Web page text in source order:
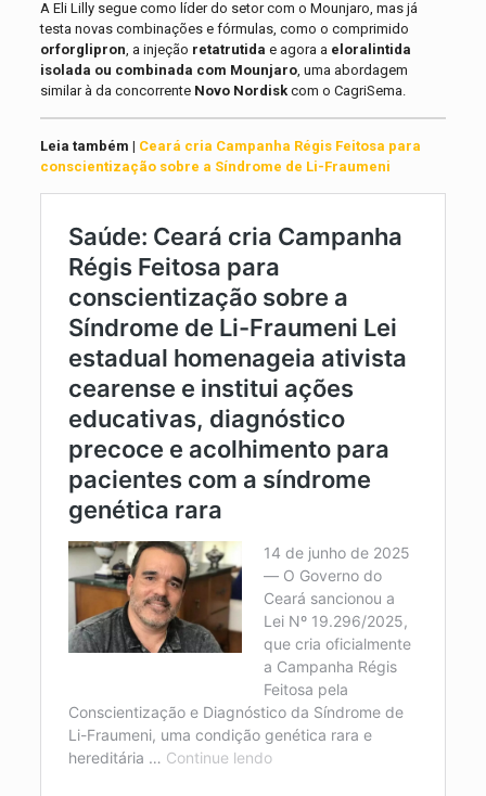
A Eli Lilly segue como líder do setor com o Mounjaro, mas já
testa novas combinações e fórmulas, como o comprimido
orforglipron , a injeção retatrutida e agora a eloralintida
isolada ou combinada com Mounjaro, uma abordagem
similar à da concorrente Novo Nordiskcom o CagriSema.
Leia também | Ceará cria Campanha Régis Feitosa para
conscientização sobre a Síndrome de Li-Fraumeni